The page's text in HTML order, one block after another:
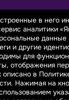
в него
аналитики
и другие
для
отображения
описано в
Нажимая на